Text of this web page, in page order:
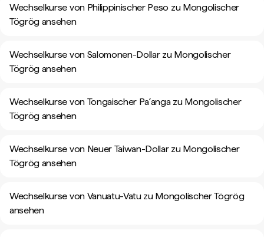
Wechselkurse von Philippinischer Peso zu Mongolischer
Tögrög ansehen
Wechselkurse von Salomonen-Dollar zu Mongolischer
Tögrög ansehen
Wechselkurse von Tongaischer Paʻanga zu Mongolischer
Tögrög ansehen
Wechselkurse von Neuer Taiwan-Dollar zu Mongolischer
Tögrög ansehen
Wechselkurse von Vanuatu-Vatu zu Mongolischer Tögrög
ansehen